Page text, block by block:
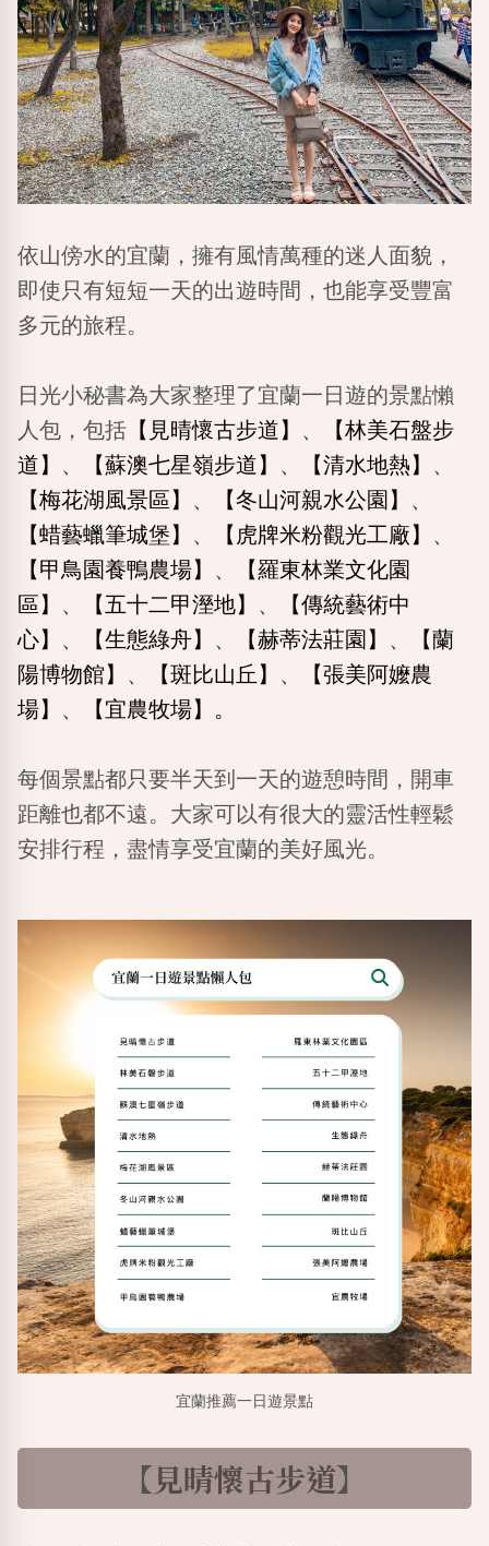
依山傍水的宜蘭，擁有風情萬種的迷人面貌，
即使只有短短一天的出遊時間，也能享受豐富
多元的旅程。
日光小秘書為大家整理了宜蘭一日遊的景點懶
人包，包括 【見晴懷古步道】 、
【林美石盤步
道】 、 【蘇澳七星嶺步道】 、 【清水地熱】 、
【梅花湖風景區】 、 【冬山河親水公園】 、
【蜡藝蠟筆城堡】 、 【虎牌米粉觀光工廠】 、
【甲鳥園養鴨農場】 、
【羅東林業文化園
區】 、 【五十二甲溼地】 、
【傳統藝術中
心】 、 【生態綠舟】 、 【赫蒂法莊園】 、
【蘭
陽博物館】 、 【斑比山丘】 、
【張美阿嬤農
場】 、 【宜農牧場】 。
每個景點都只要半天到一天的遊憩時間，開車
距離也都不遠。大家可以有很大的靈活性輕鬆
安排行程，盡情享受宜蘭的美好風光。
宜蘭推薦一日遊景點
【見晴懷古步道】